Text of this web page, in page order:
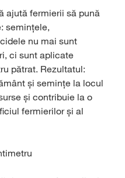
ajută fermierii să pună
semințele,
nu mai sunt
ci sunt aplicate
pătrat. Rezultatul:
și semințe la locul
și contribuie la o
fermierilor și al